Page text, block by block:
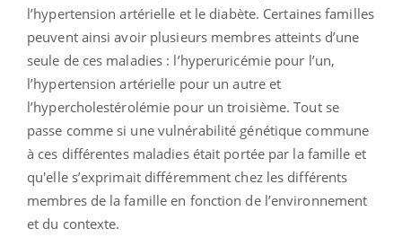
l’hypertension artérielle et le diabète. Certaines familles
peuvent ainsi avoir plusieurs membres atteints d’une
seule de ces maladies : l’hyperuricémie pour l’un,
l’hypertension artérielle pour un autre et
l’hypercholestérolémie pour un troisième. Tout se
passe comme si une vulnérabilité génétique commune
à ces différentes maladies était portée par la famille et
qu'elle s’exprimait différemment chez les différents
membres de la famille en fonction de l’environnement
et du contexte.